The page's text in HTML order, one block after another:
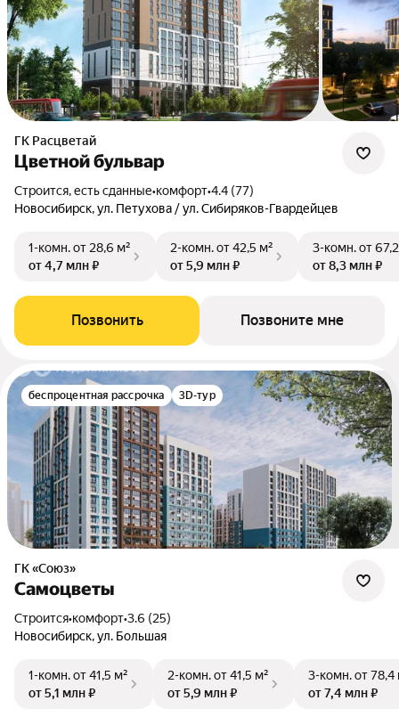
ГК Расцветай
Цветной бульвар
Строится, есть сданные•комфорт•4.4 (77)
Новосибирск, ул. Петухова / ул. Сибиряков-Гвардейцев
1-комн.от 28,6 м²
от 4,7 млн ₽
2-комн.от 42,5 м²
от 5,9 млн ₽
3-комн.от
от 8,3 млн ₽
Позвонить Позвоните мне
беспроцентная рассрочка 3D-тур
ГК «Союз»
Самоцветы
Строится•комфорт•3.6 (25)
Новосибирск, ул. Большая
1-комн.от 41,5 м²
от 5,1 млн ₽
2-комн.от 41,5 м²
от 5,9 млн ₽
3-комн.от 78,4
от 7,4 млн ₽